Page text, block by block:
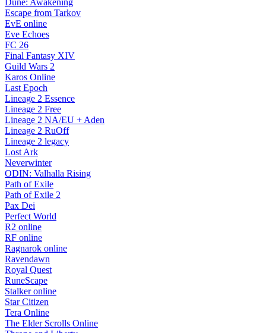
Escape from Tarkov
EvE online
Eve Echoes
FC 26
Final Fantasy XIV
Guild Wars 2
Karos Online
Last Epoch
Lineage 2 Essence
Lineage 2 Free
Lineage 2 NA/EU + Aden
Lineage 2 RuOff
Lineage 2 legacy
Lost Ark
Neverwinter
ODIN: Valhalla Rising
Path of Exile
Path of Exile 2
Pax Dei
Perfect World
R2 online
RF online
Ragnarok online
Ravendawn
Royal Quest
RuneScape
Stalker online
Star Citizen
Tera Online
The Elder Scrolls Online